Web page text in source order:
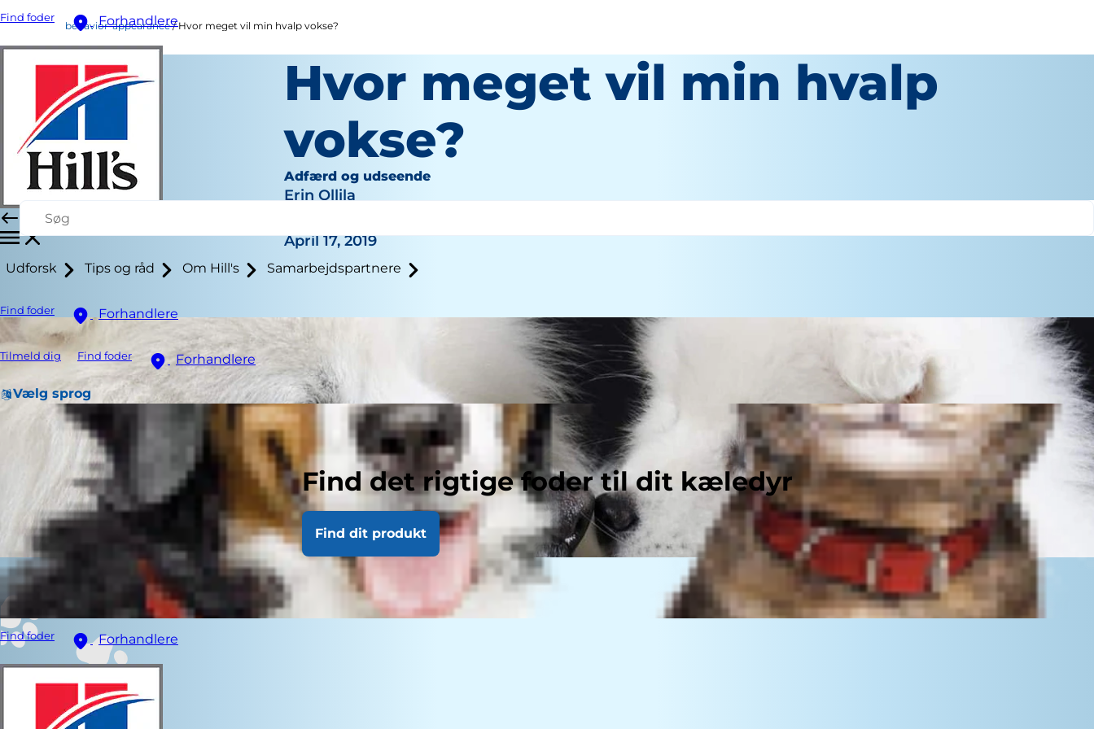
Find foder Forhandlere
Udforsk Tips og råd Om Hill's Samarbejdspartnere
Find foder Forhandlere
Tilmeld dig Find foder Forhandlere
Vælg sprog
Find det rigtige foder til dit kæledyr
Find dit produkt
Find foder Forhandlere
behavior-appearance Hvor meget vil min hvalp vokse?
Hvor meget vil min hvalp
vokse?
Adfærd og udseende
Erin Ollila
April 17, 2019